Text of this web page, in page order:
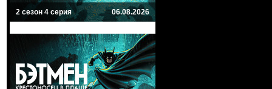
2 сезон 4 серия 06.08.2026